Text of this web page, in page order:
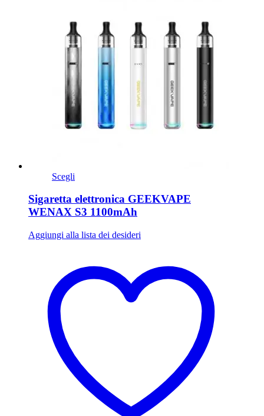
Scegli
Sigaretta elettronica GEEKVAPE
WENAX S3 1100mAh
Aggiungi alla lista dei desideri